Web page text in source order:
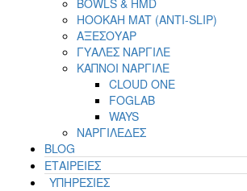
HOOKAH MAT (ANTI-SLIP)
ΑΞΕΣΟΥΑΡ
ΓΥΑΛΕΣ ΝΑΡΓΙΛΕ
ΚΑΠΝΟΙ ΝΑΡΓΙΛΕ
CLOUD ONE
FOGLAB
WAYS
ΝΑΡΓΙΛΕΔΕΣ
BLOG
ΕΤΑΙΡΕΙΕΣ
ΥΠΗΡΕΣΙΕΣ